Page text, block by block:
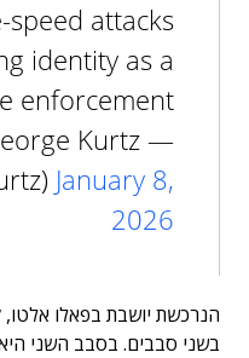
attacks.
identity as a
enforcement…
Kurtz
January 8,
2026